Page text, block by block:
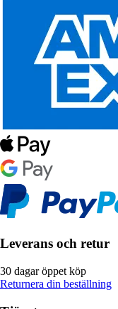
Leverans och retur
30 dagar öppet köp
Returnera din beställning